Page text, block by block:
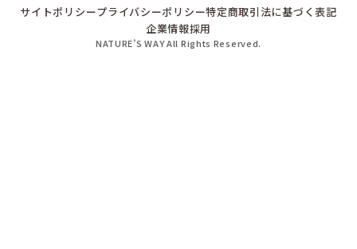
サイトポリシープライバシーポリシー特定商取引法に基づく表記
企業情報採用
NATURE’S WAY All Rights Reserved.